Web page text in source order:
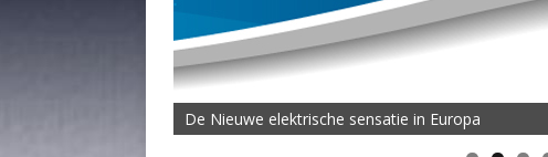
De Nieuwe elektrische sensatie in Europa